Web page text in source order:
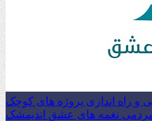
و راه اندازی پروژه های کوچک
نغمه های عشق اندیمشک